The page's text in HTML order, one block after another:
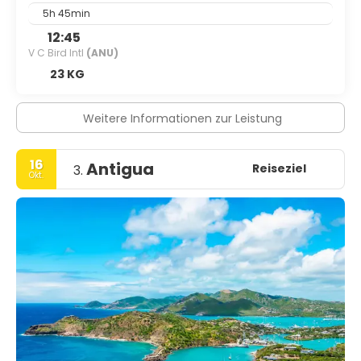
5h 45min
12:45
V C Bird Intl (ANU)
23 KG
Weitere Informationen zur Leistung
16
Okt. 3. Antigua Reiseziel